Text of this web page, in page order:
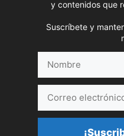
y contenidos que
Suscríbete y
electrónico